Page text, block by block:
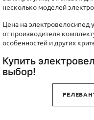
несколько моделей
Цена на электровелосипед
от производителя
особенностей и других
Купить
выбор!